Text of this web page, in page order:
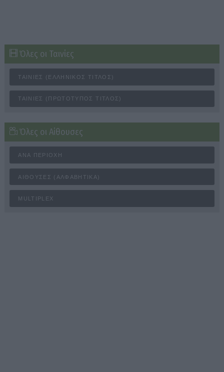
Όλες οι Ταινίες
ΤΑΙΝΊΕΣ (ΕΛΛΗΝΙΚΌΣ ΤΊΤΛΟΣ)
ΤΑΙΝΊΕΣ (ΠΡΩΤΌΤΥΠΟΣ ΤΊΤΛΟΣ)
Όλες οι Αίθουσες
ΑΝΆ ΠΕΡΙΟΧΉ
ΑΊΘΟΥΣΕΣ (ΑΛΦΑΒΗΤΙΚΆ)
MULTIPLEX